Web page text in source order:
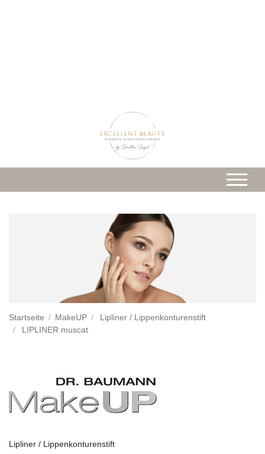
Startseite MakeUP
Lipliner / Lippenkonturenstift
LIPLINER muscat
Lipliner / Lippenkonturenstift